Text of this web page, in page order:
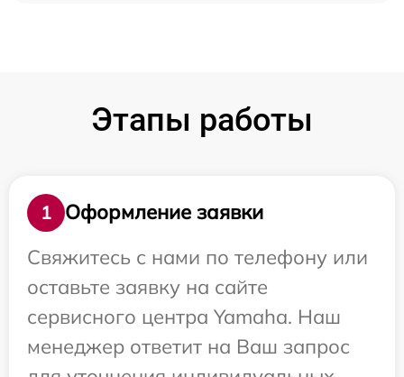
Этапы работы
1
Оформление заявки
Свяжитесь с нами по телефону или
оставьте заявку на сайте
сервисного центра Yamaha. Наш
менеджер ответит на Ваш запрос